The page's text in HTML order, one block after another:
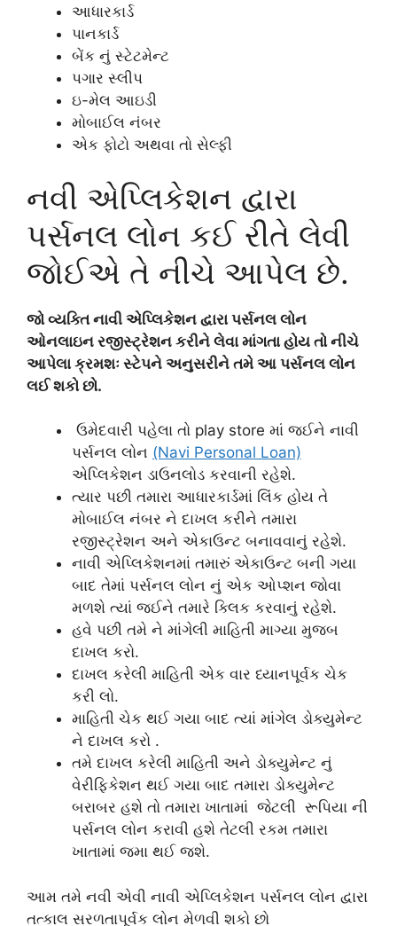
આધારકાર્ડ
પાનકાર્ડ
બેંક નું સ્ટેટમેન્ટ
પગાર સ્લીપ
ઇ-મેલ આઇડી
મોબાઈલ નંબર
એક ફોટો અથવા તો સેલ્ફી
નવી એપ્લિકેશન દ્વારા
પર્સનલ લોન કઈ રીતે લેવી
જોઈએ તે નીચે આપેલ છે.
જો વ્યક્તિ નાવી એપ્લિકેશન દ્વારા પર્સનલ લોન
ઓનલાઇન રજીસ્ટ્રેશન કરીને લેવા માંગતા હોય તો નીચે
આપેલા ક્રમશઃ સ્ટેપને અનુસરીને તમે આ પર્સનલ લોન
લઈ શકો છો.
ઉમેદવારી પહેલા તો play store માં જઈને નાવી
પર્સનલ લોન (Navi Personal Loan)
એપ્લિકેશન ડાઉનલોડ કરવાની રહેશે.
ત્યાર પછી તમારા આધારકાર્ડમાં લિંક હોય તે
મોબાઈલ નંબર ને દાખલ કરીને તમારા
રજીસ્ટ્રેશન અને એકાઉન્ટ બનાવવાનું રહેશે.
નાવી એપ્લિકેશનમાં તમારું એકાઉન્ટ બની ગયા
બાદ તેમાં પર્સનલ લોન નું એક ઓપ્શન જોવા
મળશે ત્યાં જઈને તમારે ક્લિક કરવાનું રહેશે.
હવે પછી તમે ને માંગેલી માહિતી માગ્યા મુજબ
દાખલ કરો.
દાખલ કરેલી માહિતી એક વાર ધ્યાનપૂર્વક ચેક
કરી લો.
માહિતી ચેક થઈ ગયા બાદ ત્યાં માંગેલ ડોક્યુમેન્ટ
ને દાખલ કરો .
તમે દાખલ કરેલી માહિતી અને ડોક્યુમેન્ટ નું
વેરીફિકેશન થઈ ગયા બાદ તમારા ડોક્યુમેન્ટ
બરાબર હશે તો તમારા ખાતામાં જેટલી રૂપિયા ની
પર્સનલ લોન કરાવી હશે તેટલી રકમ તમારા
ખાતામાં જમા થઈ જશે.
આમ તમે નવી એવી નાવી એપ્લિકેશન પર્સનલ લોન દ્વારા
તત્કાલ સરળતાપૂર્વક લોન મેળવી શકો છો